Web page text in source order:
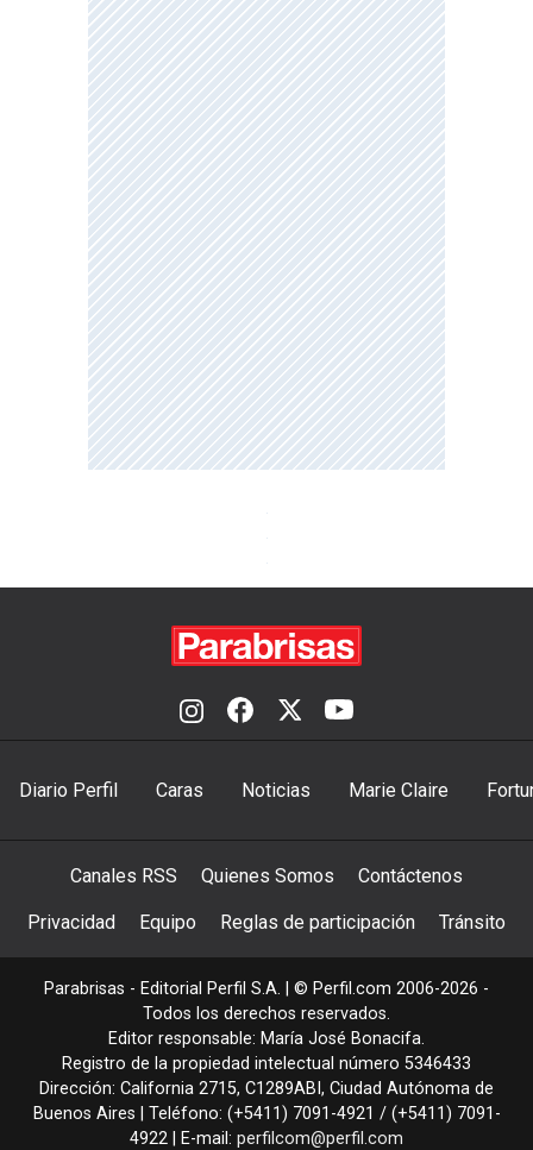
Diario Perfil Caras Noticias Marie Claire
Canales RSS Quienes Somos Contáctenos
Privacidad Equipo Reglas de participación Tránsito
Parabrisas - Editorial Perfil S.A. | © Perfil.com 2006-2026 -
Todos los derechos reservados.
Editor responsable: María José Bonacifa.
Registro de la propiedad intelectual número 5346433
Dirección: California 2715, C1289ABI , Ciudad Autónoma de
Buenos Aires | Teléfono: (+5411) 7091-4921 / (+5411) 7091-
4922 | E-mail: perfilcom@perfil.com